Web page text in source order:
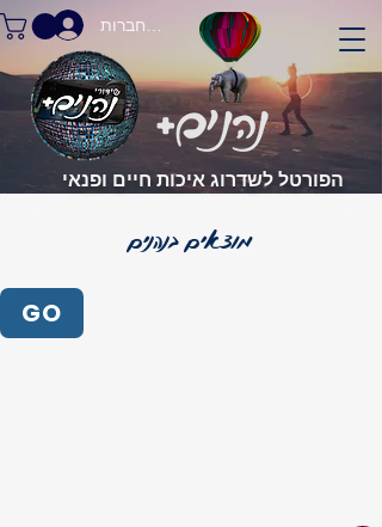
הפורטל לשדרוג איכות חיים ופנאי
התחברות
GO